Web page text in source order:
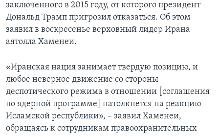
заключенного в 2015 году, от которого президент
Дональд Трамп пригрозил отказаться. Об этом
заявил в воскресенье верховный лидер Ирана
аятолла Хаменеи.
«Иранская нация занимает твердую позицию, и
любое неверное движение со стороны
деспотического режима в отношении [соглашения
по ядерной программе] натолкнется на реакцию
Исламской республики», – заявил Хаменеи,
обращаясь к сотрудникам правоохранительных